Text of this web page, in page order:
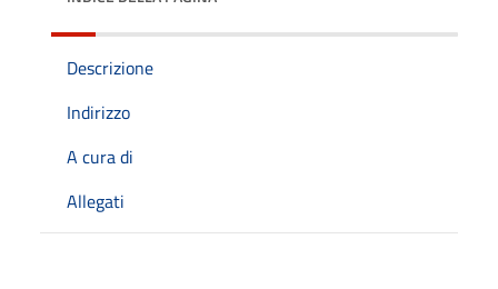
Descrizione
Indirizzo
A cura di
Allegati